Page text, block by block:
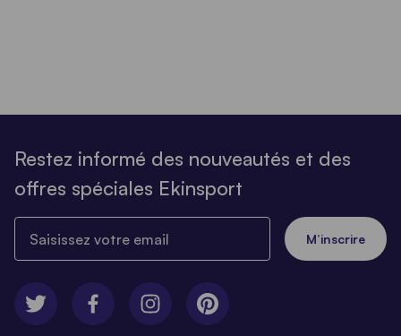
Restez informé des nouveautés et des
offres spéciales Ekinsport
M’inscrire